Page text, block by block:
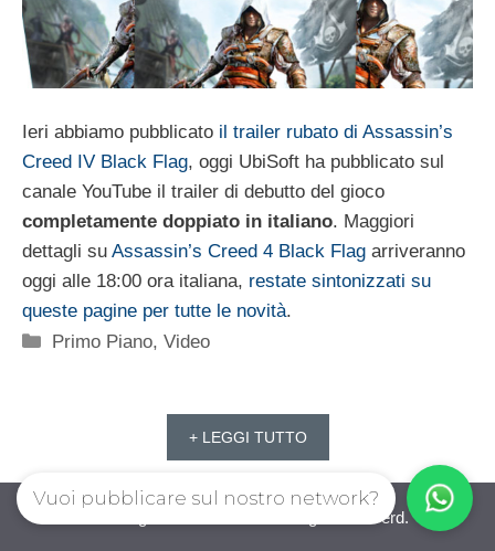
Ieri abbiamo pubblicato il trailer rubato di Assassin’s
Creed IV Black Flag, oggi UbiSoft ha pubblicato sul
canale YouTube il trailer di debutto del gioco
completamente doppiato in italiano. Maggiori
dettagli su Assassin’s Creed 4 Black Flag arriveranno
oggi alle 18:00 ora italiana, restate sintonizzati su
queste pagine per tutte le novità.
Categorie
Primo Piano,Video
+ LEGGI TUTTO
iovideogioco.com © 2026. All right reserverd.
Vuoi pubblicare sul nostro network?